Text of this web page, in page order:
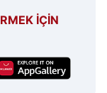
İÇİN